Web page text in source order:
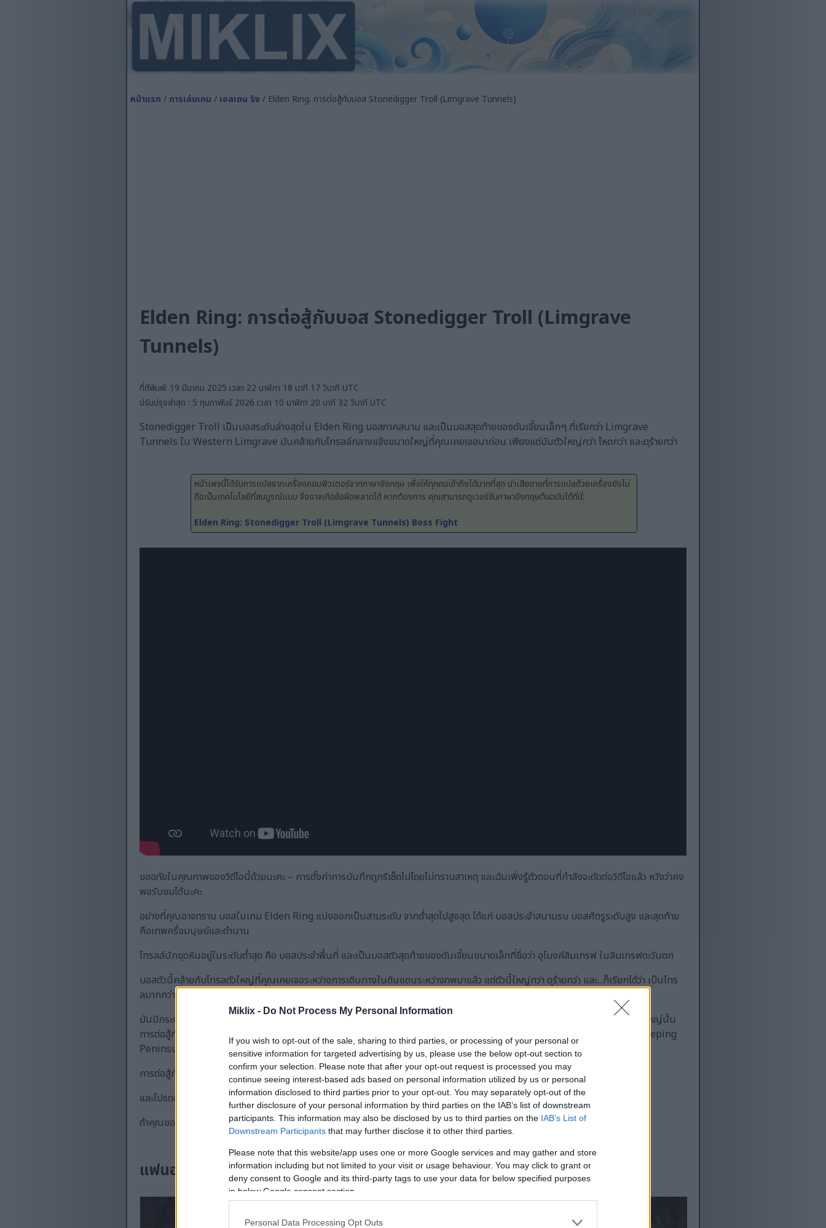
Miklix - Do Not Process My Personal Information
If you wish to opt-out of the sale, sharing to third parties, or processing of your personal or
sensitive information for targeted advertising by us, please use the below opt-out section to
confirm your selection. Please note that after your opt-out request is processed you may
continue seeing interest-based ads based on personal information utilized by us or personal
information disclosed to third parties prior to your opt-out. You may separately opt-out of the
further disclosure of your personal information by third parties on the IAB’s list of downstream
participants. This information may also be disclosed by us to third parties on the IAB’s List of
Downstream Participants that may further disclose it to other third parties.
Please note that this website/app uses one or more Google services and may gather and store
information including but not limited to your visit or usage behaviour. You may click to grant or
deny consent to Google and its third-party tags to use your data for below specified purposes
in below Google consent section.
Personal Data Processing Opt Outs
หน้าแรก / การเล่นเกม / เอลเดน ริง / Elden Ring: การต่อสู้กับบอส Stonedigger Troll (Limgrave Tunnels)
Elden Ring: การต่อสู้กับบอส Stonedigger Troll (Limgrave
Tunnels)
ที่ตีพิมพ์: 19 มีนาคม 2025 เวลา 22 นาฬิกา 18 นาที 17 วินาที UTC
ปรับปรุงล่าสุด : 5 กุมภาพันธ์ 2026 เวลา 10 นาฬิกา 20 นาที 32 วินาที UTC
Stonedigger Troll เป็นบอสระดับล่างสุดใน Elden Ring บอสภาคสนาม และเป็นบอสสุดท้ายของดันเจี้ยนเล็กๆ ที่เรียกว่า Limgrave
Tunnels ใน Western Limgrave มันคล้ายกับโทรลล์กลางแจ้งขนาดใหญ่ที่คุณเคยเจอมาก่อน เพียงแต่มันตัวใหญ่กว่า โหดกว่า และดุร้ายกว่า
หน้าเพจนี้ได้รับการแปลจากเครื่องคอมพิวเตอร์จากภาษาอังกฤษ เพื่อให้ทุกคนเข้าถึงได้มากที่สุด น่าเสียดายที่การแปลด้วยเครื่องยังไม่
ถือเป็นเทคโนโลยีที่สมบูรณ์แบบ จึงอาจเกิดข้อผิดพลาดได้ หากต้องการ คุณสามารถดูเวอร์ชันภาษาอังกฤษต้นฉบับได้ที่นี่:
Elden Ring: Stonedigger Troll (Limgrave Tunnels) Boss Fight
ขออภัยในคุณภาพของวิดีโอนี้ด้วยนะคะ – การตั้งค่าการบันทึกถูกรีเซ็ตไปโดยไม่ทราบสาเหตุ และฉันเพิ่งรู้ตัวตอนที่กำลังจะตัดต่อวิดีโอแล้ว หวังว่าคง
พอรับชมได้นะคะ
อย่างที่คุณอาจทราบ บอสในเกม Elden Ring แบ่งออกเป็นสามระดับ จากต่ำสุดไปสูงสุด ได้แก่ บอสประจำสนามรบ บอสศัตรูระดับสูง และสุดท้าย
คือเทพครึ่งมนุษย์และตำนาน
โทรลล์นักขุดหินอยู่ในระดับต่ำสุด คือ บอสประจำพื้นที่ และเป็นบอสตัวสุดท้ายของดันเจี้ยนขนาดเล็กที่ชื่อว่า อุโมงค์ลิมเกรฟ ในลิมเกรฟตะวันตก
บอสตัวนี้คล้ายกับโทรลตัวใหญ่ที่คุณเคยเจอระหว่างการเดินทางในดินแดนระหว่างภพมาแล้ว แต่ตัวนี้ใหญ่กว่า ดุร้ายกว่า และ...ก็เรียกได้ว่า เป็นโทร
ลมากกว่าเดิม อะไรจะเป็นโทรลยิ่งกว่าโทรล? ก็ต้องเป็นเจ้านี่สิ
มันมีกระบองขนาดใหญ่ที่พยายามจะฟาดคุณให้แบนราบ แต่ถ้าใช้การกลิ้งหลบอย่างชาญฉลาดและพยายามหลบให้ห่างจากกระบองขนาดใหญ่นั้น
การต่อสู้กับบอสตัวนี้ก็จะไม่ยากเกินไปนัก แต่พูดตามตรง ตอนแรกฉันก็ลำบากกับดันเจี้ยนนี้อยู่บ้าง แล้วก็กลับมาเล่นใหม่หลังจากไป Weeping
Peninsula มาแล้ว ดังนั้นตอนนั้นฉันอาจจะเลเวลสูงเกินไปหน่อย
การต่อสู้กับบอสนั้นคล้ายคลึงกับการต่อสู้กับโทรลกลางแจ้งมาก ดังนั้นคุณน่าจะคุ้นเคยกับมันแล้ว
และโปรดอย่าเป็นพวกก่อกวนเลย พวกนั้นแย่ทุกประเภท
ถ้าคุณชอบวิดีโอนี้ โปรดช่วยกดไลค์และกดติดตามบนYouTube ด้วยนะครับ :-)
แฟนอาร์ตที่ได้รับแรงบันดาลใจจากการต่อสู้กับบอสตัวนี้